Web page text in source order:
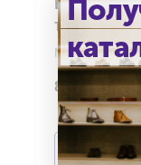
Высокие
телячьей
эффектом
Материалы
эффектом
Материал
82 990 р.